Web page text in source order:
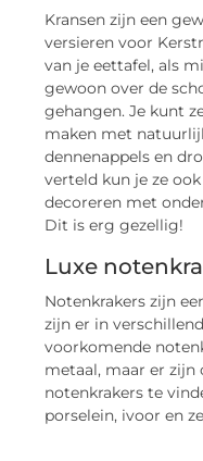
Kransen zijn een
versieren voor
van je eettafel, als
gewoon over de
gehangen. Je kunt
maken met
dennenappels en
verteld kun je ze
decoreren met
Dit is erg gezellig!
Luxe
Notenkrakers zijn
zijn er in
voorkomende
metaal, maar er
notenkrakers te
porselein, ivoor en